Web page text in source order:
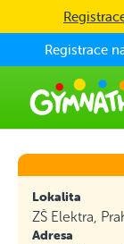
Skip to main content
Registrace
Lokalita
ZŠ Elektra,
Adresa